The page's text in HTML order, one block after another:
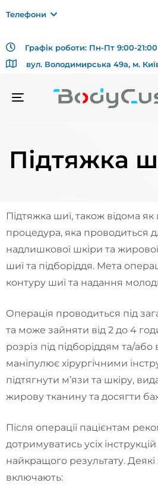
Телефони
Графік роботи: Пн-Пт 9:00-
вул. Володимирська 49а, м.
TOGGLE
Підтяжка
Підтяжка шиї, також відома як
процедура, яка проводиться
надлишкової шкіри та
шиї та підборіддя. Мета
контуру шиї та надання
Операція проводиться під
та може зайняти від 2 до 4
розріз під підборіддям та/або
маніпулює хірургічними
підтягнути м’язи та шкіру,
жирову тканину та досягти
Після операції пацієнтам
дотримуватись усіх
найкращого результату. Деякі
включають: